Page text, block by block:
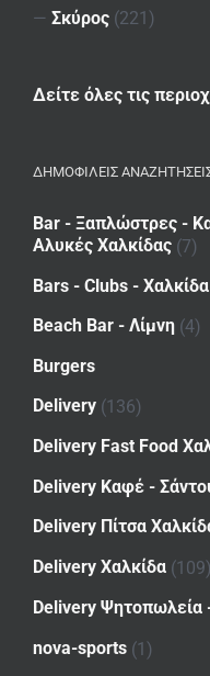
— Σκύρος (221)
Δείτε όλες τις
ΔΗΜΟΦΙΛΕΙΣ
Bar - Ξαπλώστρες -
Αλυκές Χαλκίδας (7)
Bars - Clubs - Χαλκίδα
Beach Bar - Λίμνη (4)
Burgers
Delivery (136)
Delivery Fast Food
Delivery Καφέ -
Delivery Πίτσα
Delivery Χαλκίδα (109)
Delivery Ψητοπωλεία
nova-sports (1)